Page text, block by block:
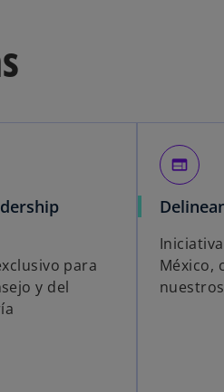
para
y del
web
México,